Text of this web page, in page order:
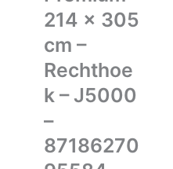
214 x 305
cm –
Rechthoe
k – J5000
–
87186270